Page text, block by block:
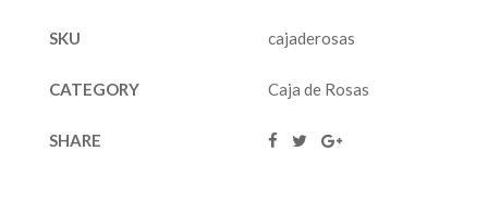
SKU cajaderosas
CATEGORY Caja de Rosas
SHARE